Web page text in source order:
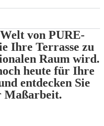
von PURE-
Ihre Terrasse zu
Raum wird.
heute für Ihre
entdecken Sie
Maßarbeit.